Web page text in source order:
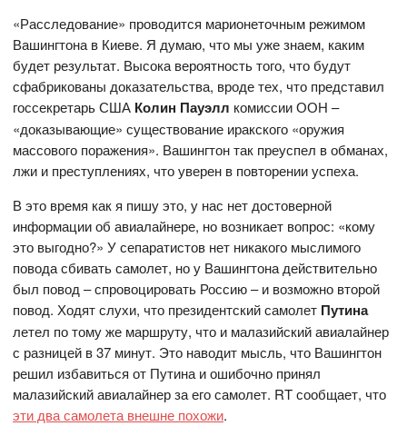
«Расследование» проводится марионеточным режимом
Вашингтона в Киеве. Я думаю, что мы уже знаем, каким
будет результат. Высока вероятность того, что будут
сфабрикованы доказательства, вроде тех, что представил
госсекретарь США Колин Пауэлл комиссии ООН –
«доказывающие» существование иракского «оружия
массового поражения». Вашингтон так преуспел в обманах,
лжи и преступлениях, что уверен в повторении успеха.
В это время как я пишу это, у нас нет достоверной
информации об авиалайнере, но возникает вопрос: «кому
это выгодно?» У сепаратистов нет никакого мыслимого
повода сбивать самолет, но у Вашингтона действительно
был повод – спровоцировать Россию – и возможно второй
повод. Ходят слухи, что президентский самолет Путина
летел по тому же маршруту, что и малазийский авиалайнер
с разницей в 37 минут. Это наводит мысль, что Вашингтон
решил избавиться от Путина и ошибочно принял
малазийский авиалайнер за его самолет. RT сообщает, что
эти два самолета внешне похожи.